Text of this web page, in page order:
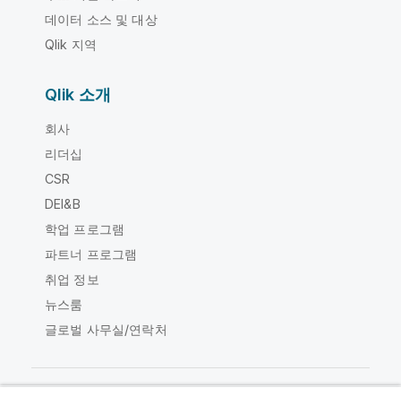
데이터 소스 및 대상
Qlik 지역
Qlik 소개
회사
리더십
CSR
DEI&B
학업 프로그램
파트너 프로그램
취업 정보
뉴스룸
글로벌 사무실/연락처